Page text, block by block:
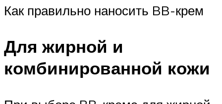
Как правильно наносить BB-крем
Для жирной и
комбинированной кожи